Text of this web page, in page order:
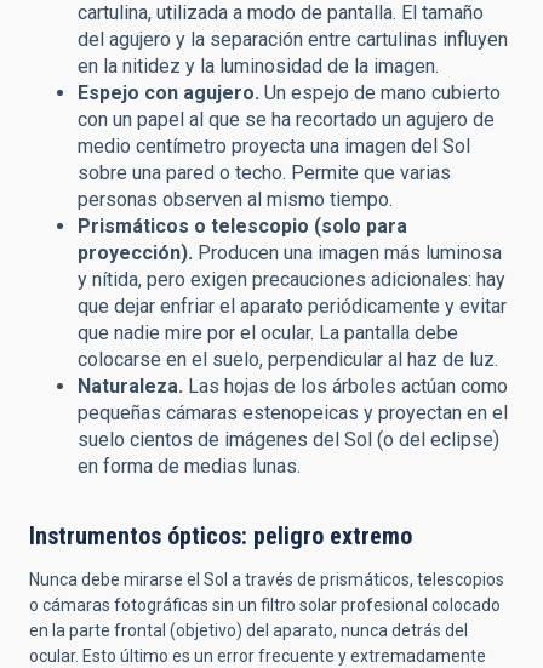
cartulina, utilizada a modo de pantalla. El tamaño
del agujero y la separación entre cartulinas influyen
en la nitidez y la luminosidad de la imagen.
Espejo con agujero. Un espejo de mano cubierto
con un papel al que se ha recortado un agujero de
medio centímetro proyecta una imagen del Sol
sobre una pared o techo. Permite que varias
personas observen al mismo tiempo.
Prismáticos o telescopio (solo para
proyección). Producen una imagen más luminosa
y nítida, pero exigen precauciones adicionales: hay
que dejar enfriar el aparato periódicamente y evitar
que nadie mire por el ocular. La pantalla debe
colocarse en el suelo, perpendicular al haz de luz.
Naturaleza. Las hojas de los árboles actúan como
pequeñas cámaras estenopeicas y proyectan en el
suelo cientos de imágenes del Sol (o del eclipse)
en forma de medias lunas.
Instrumentos ópticos: peligro extremo
Nunca debe mirarse el Sol a través de prismáticos, telescopios
o cámaras fotográficas sin un filtro solar profesional colocado
en la parte frontal (objetivo) del aparato, nunca detrás del
ocular. Esto último es un error frecuente y extremadamente